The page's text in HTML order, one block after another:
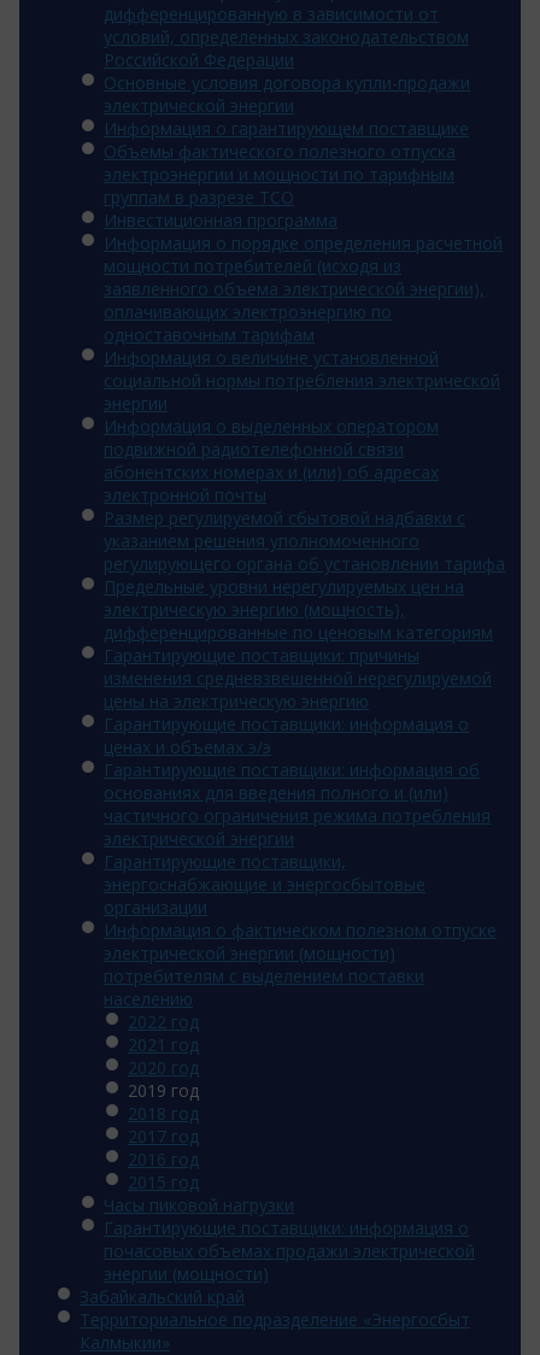
дифференцированную в зависимости от
условий, определенных законодательством
Российской Федерации
Основные условия договора купли-продажи
электрической энергии
Информация о гарантирующем поставщике
Объемы фактического полезного отпуска
электроэнергии и мощности по тарифным
группам в разрезе ТСО
Инвестиционная программа
Информация о порядке определения расчетной
мощности потребителей (исходя из
заявленного объема электрической энергии),
оплачивающих электроэнергию по
одноставочным тарифам
Информация о величине установленной
социальной нормы потребления электрической
энергии
Информация о выделенных оператором
подвижной радиотелефонной связи
абонентских номерах и (или) об адресах
электронной почты
Размер регулируемой сбытовой надбавки с
указанием решения уполномоченного
регулирующего органа об установлении тарифа
Предельные уровни нерегулируемых цен на
электрическую энергию (мощность),
дифференцированные по ценовым категориям
Гарантирующие поставщики: причины
изменения средневзвешенной нерегулируемой
цены на электрическую энергию
Гарантирующие поставщики: информация о
ценах и объемах э/э
Гарантирующие поставщики: информация об
основаниях для введения полного и (или)
частичного ограничения режима потребления
электрической энергии
Гарантирующие поставщики,
энергоснабжающие и энергосбытовые
организации
Информация о фактическом полезном отпуске
электрической энергии (мощности)
потребителям с выделением поставки
населению
2022 год
2021 год
2020 год
2019 год
2018 год
2017 год
2016 год
2015 год
Часы пиковой нагрузки
Гарантирующие поставщики: информация о
почасовых объемах продажи электрической
энергии (мощности)
Забайкальский край
Территориальное подразделение «Энергосбыт
Калмыкии»